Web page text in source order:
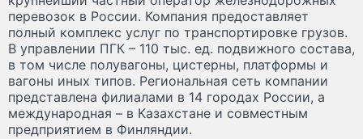
перевозок в России. Компания предоставляет
полный комплекс услуг по транспортировке грузов.
В управлении ПГК – 110 тыс. ед. подвижного состава,
в том числе полувагоны, цистерны, платформы и
вагоны иных типов. Региональная сеть компании
представлена филиалами в 14 городах России, а
международная – в Казахстане и совместным
предприятием в Финляндии.